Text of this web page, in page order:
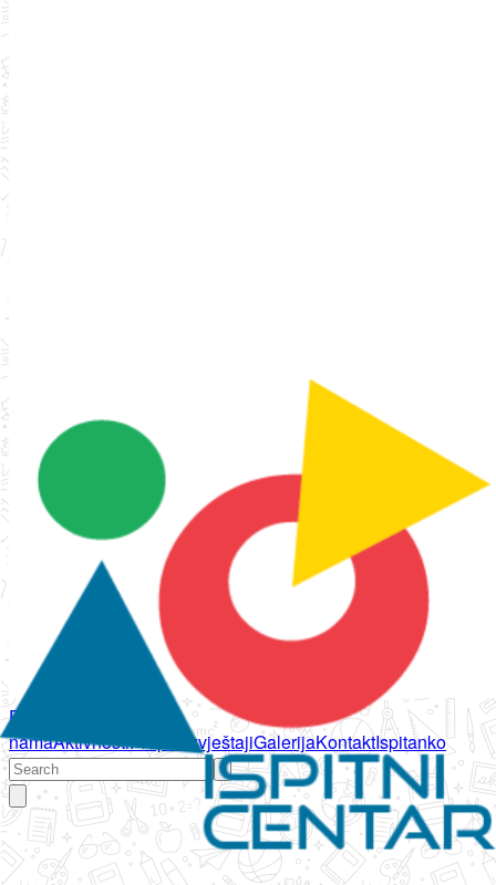
Početna
namaAktivnostiPropisi IzvještajiGalerijaKontaktIspitanko